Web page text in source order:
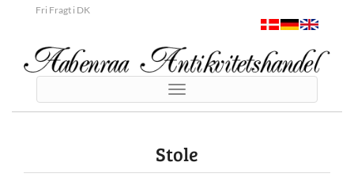
Fri Fragt i DK
Toggle
navigation
Stole